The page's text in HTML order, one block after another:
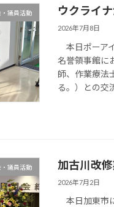
議員活動 ウクライ
2026年7月8日
本日ポーア
名誉領事館に
師、作業療法
る。）との交
議員活動 加古川改
2026年7月2日
本日加東市